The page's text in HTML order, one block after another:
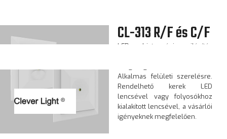
CL-313 R/F és C/F
LED biztonsági világítás
Alkalmas felületi szerelésre.
Rendelhető kerek LED
lencsével vagy folyosókhoz
kialakított lencsével, a vásárlói
igényeknek megfelelően.